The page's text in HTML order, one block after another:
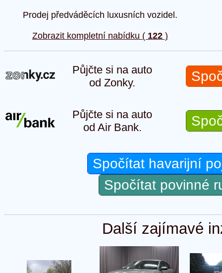
Prodej předváděcích luxusních vozidel.
Zobrazit kompletní nabídku ( 122 )
Půjčte si na auto
od Zonky.
Půjčte si na auto
od Air Bank.
Spočítat havarijní
Spočítat povinné
Další zajímavé